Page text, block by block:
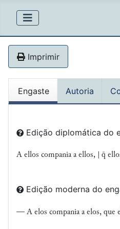
Imprimir
Engaste Autoria
Edição diplomática do
A ellos compania a ellos, | 
Edição moderna do
— A elos compania a elos, que